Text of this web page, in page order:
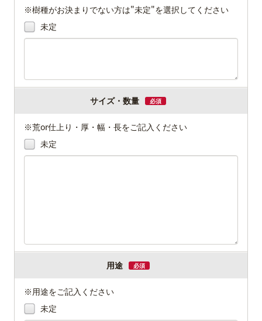
※樹種がお決まりでない方は"未定"を選択してください
未定
サイズ・数量 必須
※荒or仕上り・厚・幅・長をご記入ください
未定
用途 必須
※用途をご記入ください
未定